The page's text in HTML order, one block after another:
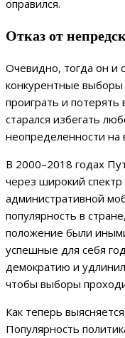
оправился.
Отказ от
Очевидно, тогда он и
конкурентные
проиграть и потерять
старался избегать
неопределенности на
В 2000–2018 годах
через широкий
административной
популярность в
положение были
успешные для себя
демократию и
чтобы выборы
Как теперь
Популярность